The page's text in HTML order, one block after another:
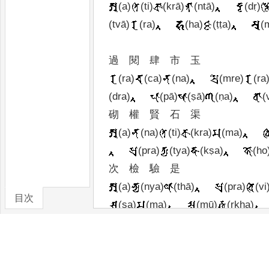
目次
(a)
(ti) (krā) (ntā)
(dṛ)
(tvā)
(ra) (ha) (ṭṭa)
過 閱 肆 市
玉
(ra)
(ca) (na) (mre)
(dra)
(pā) (ṣā) (ṇa)
砌
權 賢 石
渠
(a)
(na) (ti) (kra)
(ma)
(pra)
(tya) (kṣa)
次
檢 驗
是
(a)
(nya) (thā) (pra)
(sa)
(ma) (mū) (rkha)